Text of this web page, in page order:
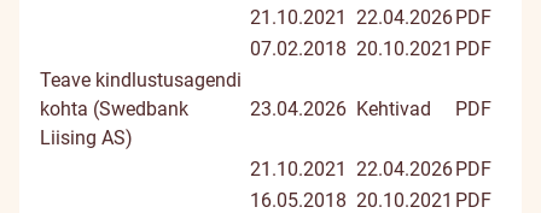
21.10.2021 22.04.2026PDF
07.02.2018 20.10.2021 PDF
Teave kindlustusagendi
kohta (Swedbank
Liising AS)
23.04.2026 Kehtivad PDF
21.10.2021 22.04.2026PDF
16.05.2018 20.10.2021 PDF